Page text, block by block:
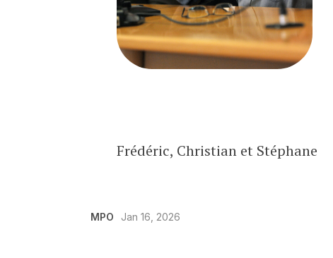
Frédéric, Christian et Stéphane
MPO Jan 16, 2026